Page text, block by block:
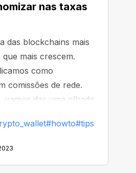
nas taxas
das blockchains mais
mais crescem.
como
comissões de rede.
vamos dar uma olhada
#howto#tips